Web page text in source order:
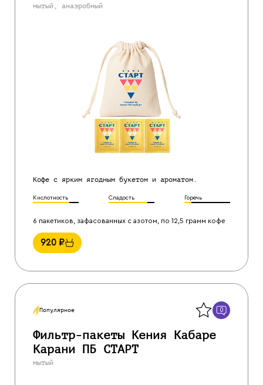
мытый, анаэробный
Кофе с ярким ягодным букетом и ароматом.
Кислотность Сладость Горечь
6 пакетиков, зафасованных с азотом, по 12,5 грамм кофе
920 ₽
Популярное 0
Фильтр-пакеты Кения Кабаре
Карани ПБ СТАРТ
мытый